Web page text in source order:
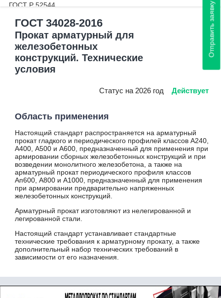
ГОСТ Р 52544
ГОСТ Р 52802
ГОСТ Р 53629
ГОСТ Р 53866
ГОСТ Р 53932
ГОСТ Р 54150
ГОСТ Р 55374
ГОСТ Р 55375
ГОСТ Р 55820
ГОСТ Р 56299
ГОСТ Р 56354
ГОСТ Р 56594
ГОСТ Р 57265
ГОСТ Р 57517
ГОСТ Р 12.1.019
ГОСТ Р ИСО 3581
ОСТ 14-21
ОСТ 26-291
ОСТ 32-183
ОСТ 1-92014
ГОСТ 34028-2016
Прокат арматурный для
железобетонных
конструкций. Технические
условия
Статус на 2026 год Действует
Область применения
Настоящий стандарт распространяется на арматурный
прокат гладкого и периодического профилей классов А240,
А400, А500 и А600, предназначенный для применения при
армировании сборных железобетонных конструкций и при
возведении монолитного железобетона, а также на
арматурный прокат периодического профиля классов
Ап600, А800 и А1000, предназначенный для применения
при армировании предварительно напряженных
железобетонных конструкций.
Арматурный прокат изготовляют из нелегированной и
легированной стали.
Настоящий стандарт устанавливает стандартные
технические требования к арматурному прокату, а также
дополнительный набор технических требований в
зависимости от его назначения.
Отправить заявку